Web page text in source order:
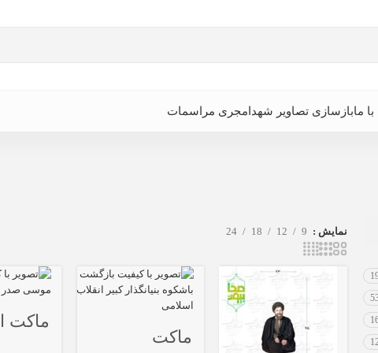
مابازسازی تصاویر شهدامجری مراسمات
نمایش 9
12
18
24
ماکت
ماکت